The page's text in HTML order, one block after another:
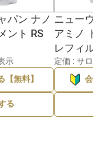
パン ナノ
ント RS
示
【無料】
る
ニュー
アミノ
レフィ
定価 : サ